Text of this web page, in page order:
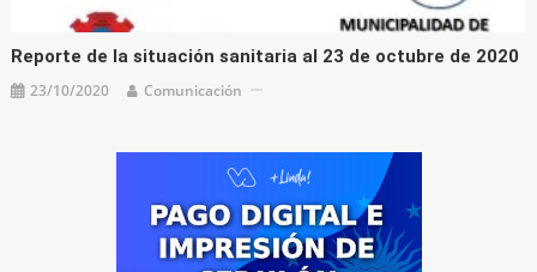
Reporte de la situación sanitaria al 23 de octubre de 2020
23/10/2020 Comunicación